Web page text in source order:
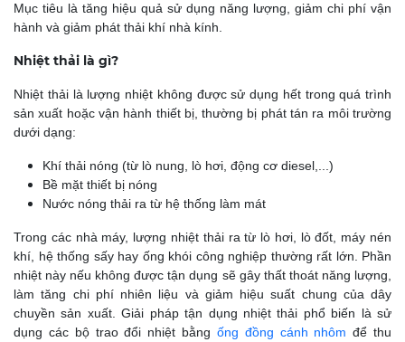
Mục tiêu là tăng hiệu quả sử dụng năng lượng, giảm chi phí vận
hành và giảm phát thải khí nhà kính.
Nhiệt thải là gì?
Nhiệt thải là lượng nhiệt không được sử dụng hết trong quá trình
sản xuất hoặc vận hành thiết bị, thường bị phát tán ra môi trường
dưới dạng:
Khí thải nóng (từ lò nung, lò hơi, động cơ diesel,...)
Bề mặt thiết bị nóng
Nước nóng thải ra từ hệ thống làm mát
Trong các nhà máy, lượng nhiệt thải ra từ lò hơi, lò đốt, máy nén
khí, hệ thống sấy hay ống khói công nghiệp thường rất lớn. Phần
nhiệt này nếu không được tận dụng sẽ gây thất thoát năng lượng,
làm tăng chi phí nhiên liệu và giảm hiệu suất chung của dây
chuyền sản xuất. Giải pháp tận dụng nhiệt thải phổ biến là sử
dụng các bộ trao đổi nhiệt bằng ống đồng cánh nhôm để thu